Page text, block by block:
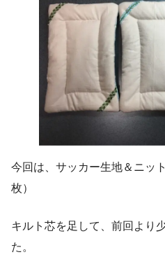
今回は、サッカー生地＆ニッ
枚）
キルト芯を足して、前回より
た。